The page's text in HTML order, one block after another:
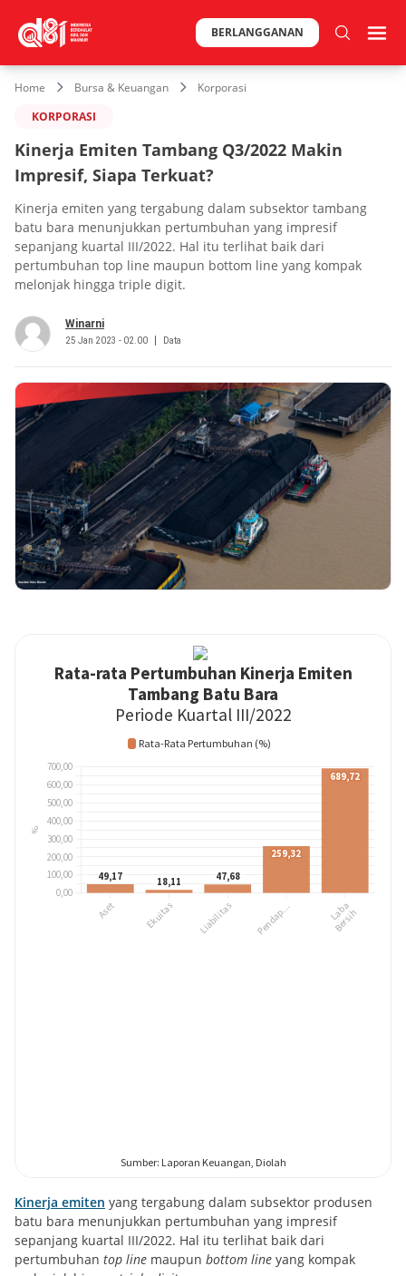
BERLANGGANAN
Home Bursa & Keuangan
Korporasi
KORPORASI
Kinerja Emiten Tambang Q3/2022 Makin
Impresif, Siapa Terkuat?
Kinerja emiten yang tergabung dalam subsektor tambang
batu bara menunjukkan pertumbuhan yang impresif
sepanjang kuartal III/2022. Hal itu terlihat baik dari
pertumbuhan top line maupun bottom line yang kompak
melonjak hingga triple digit.
Winarni
25 Jan 2023 - 02.00 Data
Kinerja emiten yang tergabung dalam subsektor produsen
batu bara menunjukkan pertumbuhan yang impresif
sepanjang kuartal III/2022. Hal itu terlihat baik dari
pertumbuhan top line maupun bottom line yang kompak